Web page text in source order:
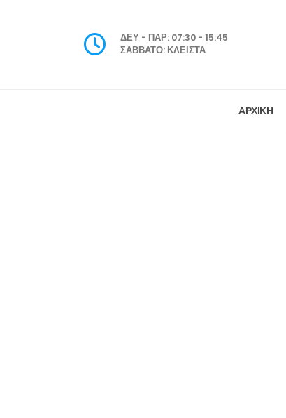
ΔΕΥ - ΠΑΡ: 07:30 - 15:45
ΣΑΒΒΑΤΟ: ΚΛΕΙΣΤΑ
ΑΡΧΙΚΗ